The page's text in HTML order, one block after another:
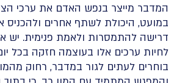
המדבר מייצר בנפש האדם את ערכי
במועט, היכולת לשתף אחרים ולהכניס
דרישה להתמסרות ולאמת פנימית. יש
לחיות ערכים אלו בעוצמה חזקה בכל
בוחרים לעתים לגור במדבר, רחוק